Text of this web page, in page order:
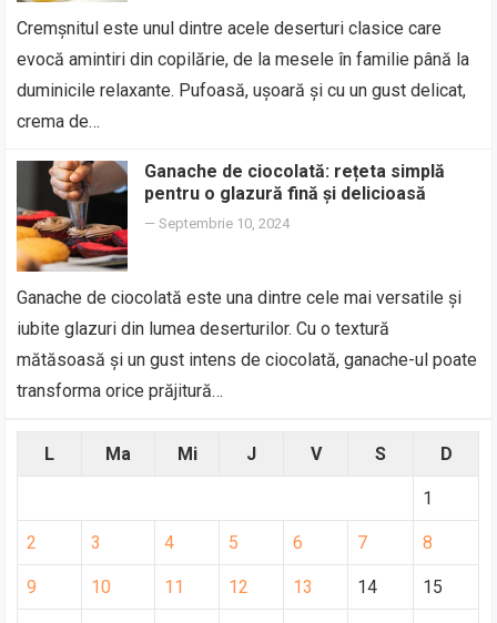
Cremșnitul este unul dintre acele deserturi clasice care
evocă amintiri din copilărie, de la mesele în familie până la
duminicile relaxante. Pufoasă, ușoară și cu un gust delicat,
crema de…
Ganache de ciocolată: rețeta simplă
pentru o glazură fină și delicioasă
—Septembrie 10, 2024
Ganache de ciocolată este una dintre cele mai versatile și
iubite glazuri din lumea deserturilor. Cu o textură
mătăsoasă și un gust intens de ciocolată, ganache-ul poate
transforma orice prăjitură…
L Ma Mi J V S D
1
2 3 4 5 6 7 8
9 10 11 12 13 14 15